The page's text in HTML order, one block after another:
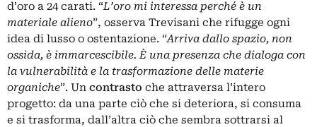
d’oro a 24 carati. “L’oro mi interessa perché è un
materiale alieno”, osserva Trevisani che rifugge ogni
idea di lusso o ostentazione. “Arriva dallo spazio, non
ossida, è immarcescibile. È una presenza che dialoga con
la vulnerabilità e la trasformazione delle materie
organiche”. Un contrasto che attraversa l’intero
progetto: da una parte ciò che si deteriora, si consuma
e si trasforma, dall’altra ciò che sembra sottrarsi al